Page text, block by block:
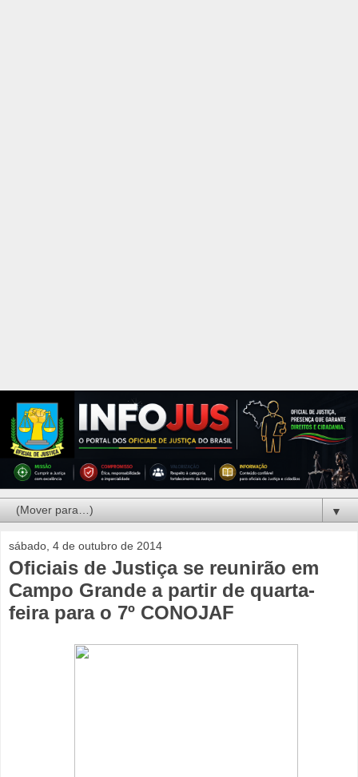
▼
sábado, 4 de outubro de 2014
Oficiais de Justiça se reunirão em
Campo Grande a partir de quarta-
feira para o 7º CONOJAF